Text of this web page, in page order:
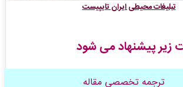
تبلیغات محیطی ایران تایپیست
زیر پیشنهاد می شود
ترجمه تخصصی مقاله